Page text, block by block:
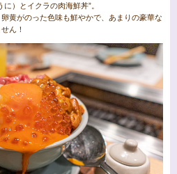
に）とイクラの肉海鮮丼”。
黄がのった色味も鮮やかで、あまりの豪華な
ん！